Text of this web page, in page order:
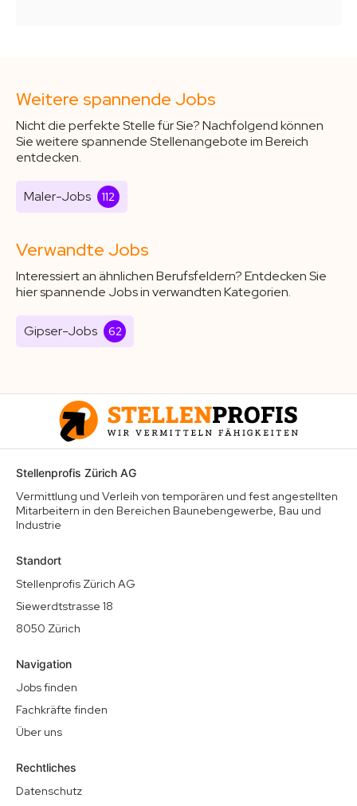
Weitere spannende Jobs
Nicht die perfekte Stelle für Sie? Nachfolgend können
Sie weitere spannende Stellenangebote im Bereich
entdecken.
Maler-Jobs 112
Verwandte Jobs
Interessiert an ähnlichen Berufsfeldern? Entdecken Sie
hier spannende Jobs in verwandten Kategorien.
Gipser-Jobs 62
Stellenprofis Zürich AG
Vermittlung und Verleih von temporären und fest angestellten
Mitarbeitern in den Bereichen Baunebengewerbe, Bau und
Industrie
Standort
Stellenprofis Zürich AG
Siewerdtstrasse 18
8050 Zürich
Navigation
Jobs finden
Fachkräfte finden
Über uns
Rechtliches
Datenschutz